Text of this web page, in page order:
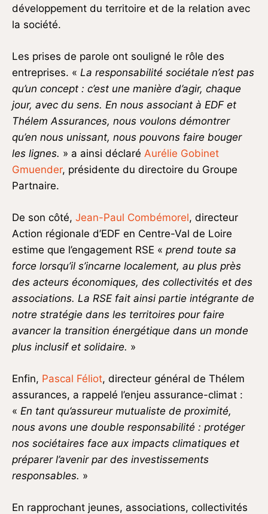
développement du territoire et de la relation avec
la société.
Les prises de parole ont souligné le rôle des
entreprises. « La responsabilité sociétale n’est pas
qu’un concept : c’est une manière d’agir, chaque
jour, avec du sens. En nous associant à EDF et
Thélem Assurances, nous voulons démontrer
qu’en nous unissant, nous pouvons faire bouger
les lignes. » a ainsi déclaré Aurélie Gobinet
Gmuender, présidente du directoire du Groupe
Partnaire.
De son côté, Jean-Paul Combémorel, directeur
Action régionale d’EDF en Centre-Val de Loire
estime que l’engagement RSE « prend toute sa
force lorsqu’il s’incarne localement, au plus près
des acteurs économiques, des collectivités et des
associations. La RSE fait ainsi partie intégrante de
notre stratégie dans les territoires pour faire
avancer la transition énergétique dans un monde
plus inclusif et solidaire. »
Enfin, Pascal Féliot, directeur général de Thélem
assurances, a rappelé l’enjeu assurance-climat :
« En tant qu’assureur mutualiste de proximité,
nous avons une double responsabilité : protéger
nos sociétaires face aux impacts climatiques et
préparer l’avenir par des investissements
responsables. »
En rapprochant jeunes, associations, collectivités